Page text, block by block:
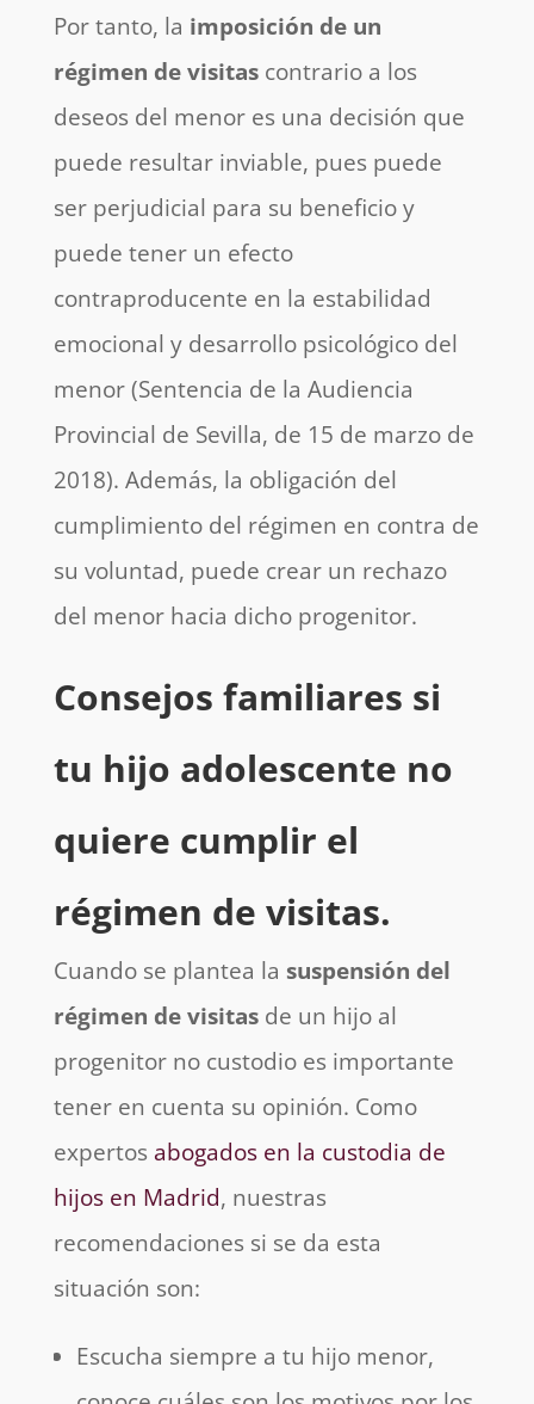
Por tanto, la imposición de un
régimen de visitascontrario a los
deseos del menor es una decisión que
puede resultar inviable, pues puede
ser perjudicial para su beneficio y
puede tener un efecto
contraproducente en la estabilidad
emocional y desarrollo psicológico del
menor (Sentencia de la Audiencia
Provincial de Sevilla, de 15 de marzo de
2018). Además, la obligación del
cumplimiento del régimen en contra de
su voluntad, puede crear un rechazo
del menor hacia dicho progenitor.
Consejos familiares si
tu hijo adolescente no
quiere cumplir el
régimen de visitas.
Cuando se plantea la suspensión del
régimen de visitasde un hijo al
progenitor no custodio es importante
tener en cuenta su opinión. Como
expertos abogados en la custodia de
hijos en Madrid, nuestras
recomendaciones si se da esta
situación son:
Escucha siempre a tu hijo menor,